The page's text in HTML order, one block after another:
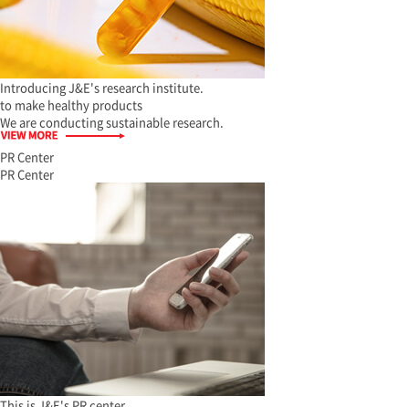
Introducing J&E's research institute.
to make healthy products
We are conducting sustainable research.
PR Center
PR Center